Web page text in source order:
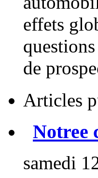
effets
de
Articles
Notree
samedi